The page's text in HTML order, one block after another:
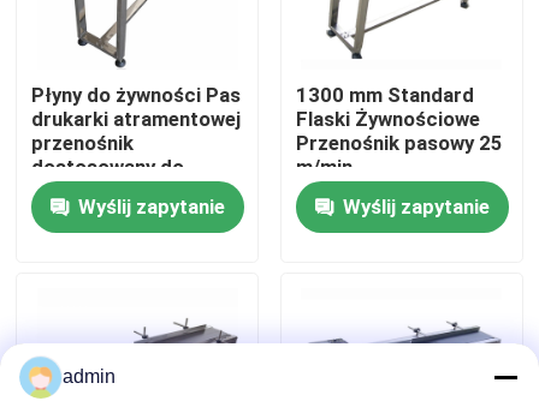
Wycieczka po fabryce
Kontrola jakości
Skontaktuj się z nami
Poproś o wycenę
Płyny do żywności Pas
drukarki atramentowej
przenośnik
dostosowany do
potrzeb
Wyślij zapytanie
1300 mm Standard
Flaski Żywnościowe
Przenośnik pasowy 25
m/min
Wyślij zapytanie
admin